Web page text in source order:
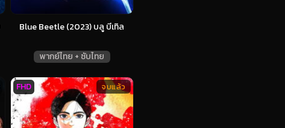
Blue Beetle (2023) บลู บีเทิล
พากย์ไทย + ซับไทย
จบแล้ว
FHD